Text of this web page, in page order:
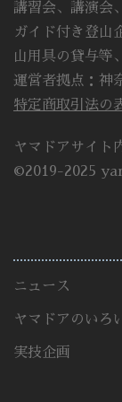
講習会、講演会
ガイド付き登山
山用具の貸与等
運営者拠点：神
特定商取引法の
ヤマドアサイト
©2019-2025
ニュース
ヤマドアのいろ
実技企画